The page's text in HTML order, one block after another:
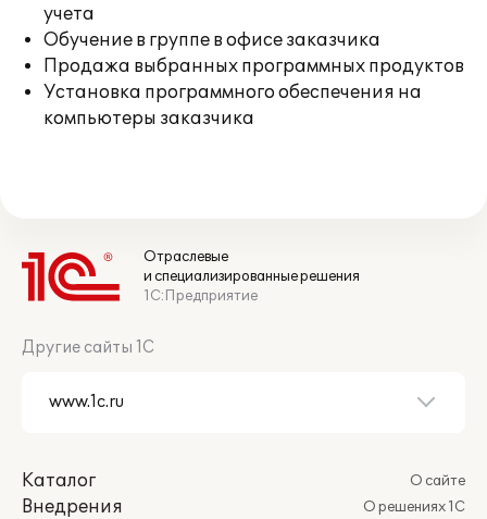
учета
Обучение в группе в офисе заказчика
Продажа выбранных программных продуктов
Установка программного обеспечения на
компьютеры заказчика
Отраслевые
и специализированные решения
1С:Предприятие
Другие сайты 1С
Каталог
Внедрения
О сайте
О решениях 1С